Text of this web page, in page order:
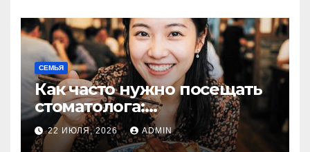
СЕМЬЯ
Как часто нужно посещать
стоматолога:
рекомендации для
здоровья зубов
22 ИЮЛЯ, 2026 ADMIN